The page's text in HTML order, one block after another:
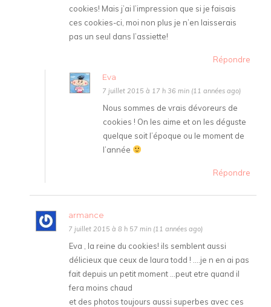
cookies! Mais j’ai l’impression que si je faisais
ces cookies-ci, moi non plus je n’en laisserais
pas un seul dans l’assiette!
Répondre
Eva
7 juillet 2015 à 17 h 36 min (11 années ago)
Nous sommes de vrais dévoreurs de
cookies ! On les aime et on les déguste
quelque soit l’époque ou le moment de
l’année
Répondre
armance
7 juillet 2015 à 8 h 57 min (11 années ago)
Eva , la reine du cookies! ils semblent aussi
délicieux que ceux de laura todd ! ….je n en ai pas
fait depuis un petit moment …peut etre quand il
fera moins chaud
et des photos toujours aussi superbes avec ces